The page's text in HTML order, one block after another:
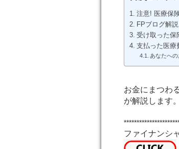
注意! 医療保
FPブログ解
受け取った保
支払った医療
あなたへ
お金にまつわ
が解説します。
ファイナンシ